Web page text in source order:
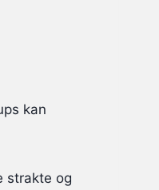
kan
strakte og